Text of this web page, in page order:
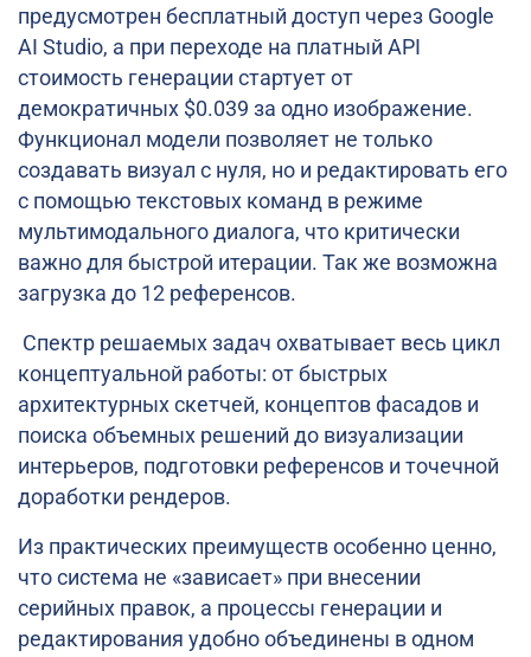
предусмотрен бесплатный доступ через Google
AI Studio, а при переходе на платный API
стоимость генерации стартует от
демократичных $0.039 за одно изображение.
Функционал модели позволяет не только
создавать визуал с нуля, но и редактировать его
с помощью текстовых команд в режиме
мультимодального диалога, что критически
важно для быстрой итерации. Так же возможна
загрузка до 12 референсов.
Спектр решаемых задач охватывает весь цикл
концептуальной работы: от быстрых
архитектурных скетчей, концептов фасадов и
поиска объемных решений до визуализации
интерьеров, подготовки референсов и точечной
доработки рендеров.
Из практических преимуществ особенно ценно,
что система не «зависает» при внесении
серийных правок, а процессы генерации и
редактирования удобно объединены в одном